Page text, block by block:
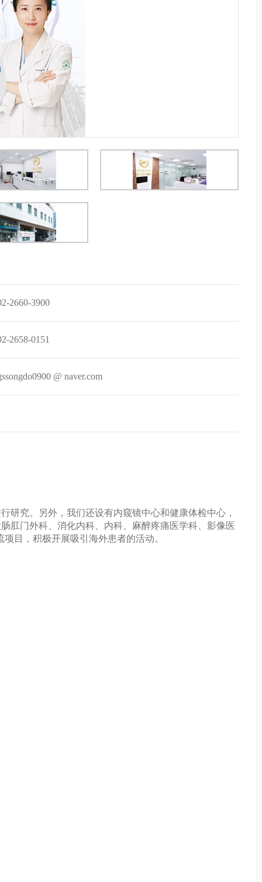
2660-3900
2658-0151
@ naver.com
研究。另外，我们还设有内窥镜中心和健康体检中心，
肛门外科、消化内科、内科、麻醉疼痛医学科、影像医
目，积极开展吸引海外患者的活动。